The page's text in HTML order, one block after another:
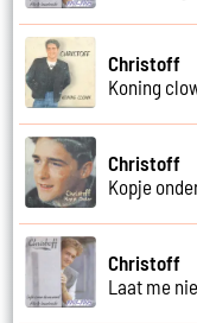
Christoff
Koning
Christoff
Kopje
Christoff
Laat me